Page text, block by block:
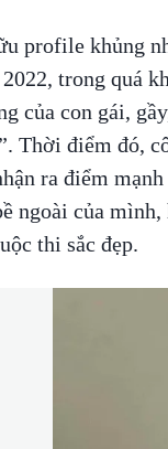
profile khủng
trong quá
của con gái,
Thời điểm đó,
ra điểm
ngoài của
thi sắc đẹp.